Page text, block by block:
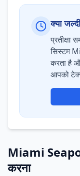
क्या
प्रतीक्षा
सिस्टम
करता है
आपको
Miami
करना